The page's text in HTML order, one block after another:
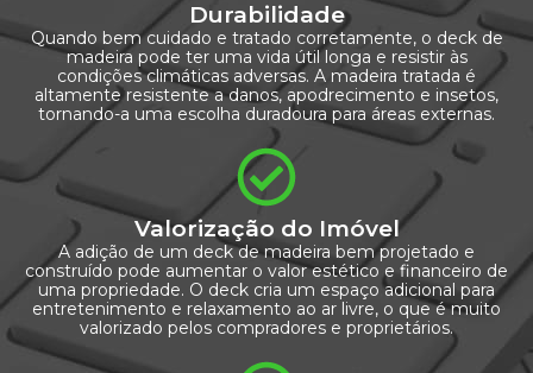
Durabilidade
Quando bem cuidado e tratado corretamente, o deck de
madeira pode ter uma vida útil longa e resistir às
condições climáticas adversas. A madeira tratada é
altamente resistente a danos, apodrecimento e insetos,
tornando-a uma escolha duradoura para áreas externas.
Valorização do Imóvel
A adição de um deck de madeira bem projetado e
construído pode aumentar o valor estético e financeiro de
uma propriedade. O deck cria um espaço adicional para
entretenimento e relaxamento ao ar livre, o que é muito
valorizado pelos compradores e proprietários.